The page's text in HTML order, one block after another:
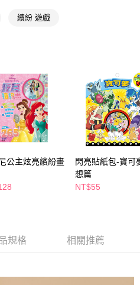
，方視為交易完成。
付 」之結帳頁面顯示為準，若有關於
support/home
供之「AFTEE先享後付」服務完成之交
人資料，並將交易相關給付款項請求債
以下網址：
理人或監護人之同意方可使用
辦者引起之損失，本公司不負相關責
戶之使用額度並採取法律行動。
免運費
免運費
)免運費
繽紛 遊戲
公主炫亮繽紛畫
閃亮貼紙包-寶可
想篇
NT$55
規格 相關推薦